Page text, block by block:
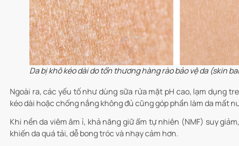
Da bị khô kéo dài do tổn thương hàng rào bảo vệ da (skin
Ngoài ra, các yếu tố như dùng sữa rửa mặt pH cao, lạm dụng
kéo dài hoặc chống nắng không đủ cũng góp phần làm da mất
Khi nền da viêm âm ỉ, khả năng giữ ẩm tự nhiên (NMF) suy
khiến da quá tải, dễ bong tróc và nhạy cảm hơn.